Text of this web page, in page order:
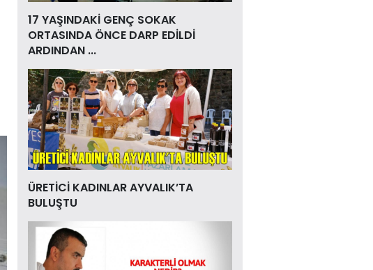
17 YAŞINDAKİ GENÇ SOKAK
ORTASINDA ÖNCE DARP EDİLDİ
ARDINDAN ...
ÜRETİCİ KADINLAR AYVALIK’TA
BULUŞTU